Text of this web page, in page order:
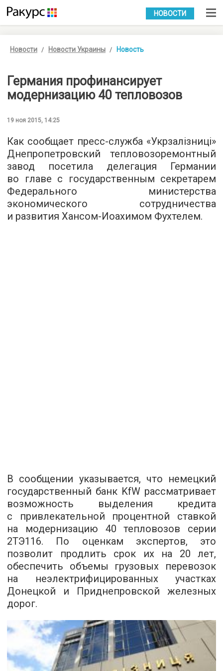
УКР РУС
НОВОСТИ
Новости Новости Украины Новость
Германия профинансирует
модернизацию 40 тепловозов
19 ноя 2015, 14:25
Как сообщает пресс-служба «Укрзалізниці»
Днепропетровский тепловозоремонтный
завод посетила делегация Германии
во главе с государственным секретарем
Федерального министерства
экономического сотрудничества
и развития Хансом-Иоахимом Фухтелем.
В сообщении указывается, что немецкий
государственный банк KfW рассматривает
возможность выделения кредита
с привлекательной процентной ставкой
на модернизацию 40 тепловозов серии
2ТЭ116. По оценкам экспертов, это
позволит продлить срок их на 20 лет,
обеспечить объемы грузовых перевозок
на неэлектрифицированных участках
Донецкой и Приднепровской железных
дорог.